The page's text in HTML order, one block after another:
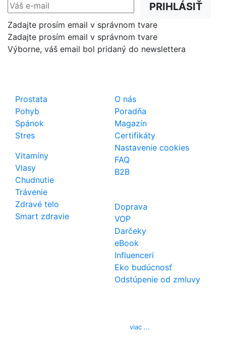
PRIHLÁSIŤ
Zadajte prosím email v správnom tvare
Zadajte prosím email v správnom tvare
Výborne, váš email bol pridaný do newslettera
Prostata
Pohyb
Spánok
Stres
Vitamíny
Vlasy
Chudnutie
Trávenie
Zdravé telo
Smart zdravie
O nás
Poradňa
Magazín
Certifikáty
Nastavenie cookies
FAQ
B2B
Doprava
VOP
Darčeky
eBook
Influenceri
Eko budúcnosť
Odstúpenie od zmluvy
viac ...